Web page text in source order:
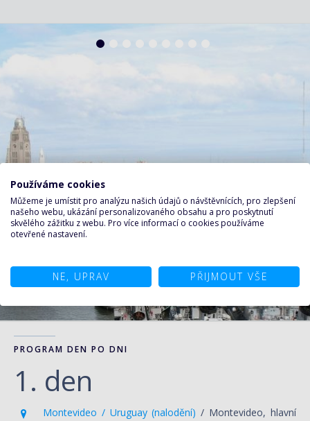
PROGRAM DEN PO DNI
1. den
Montevideo / Uruguay (nalodění)/ Montevideo, hlavní
Používáme cookies
Můžeme je umístit pro analýzu našich údajů o návštěvnících, pro zlepšení
našeho webu, ukázání personalizovaného obsahu a pro poskytnutí
skvělého zážitku z webu. Pro více informací o cookies používáme
otevřené nastavení.
NE, UPRAV PŘIJMOUT VŠE